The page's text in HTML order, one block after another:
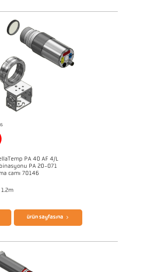
Questionnaire Radiation Pyrometers
PA 40 AF 4/L
PA 20-071
camı 70146
1.2m
ürün sayfasına